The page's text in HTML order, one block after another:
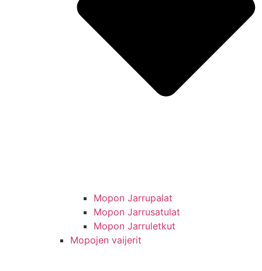
Mopon Jarrupalat
Mopon Jarrusatulat
Mopon Jarruletkut
Mopojen vaijerit